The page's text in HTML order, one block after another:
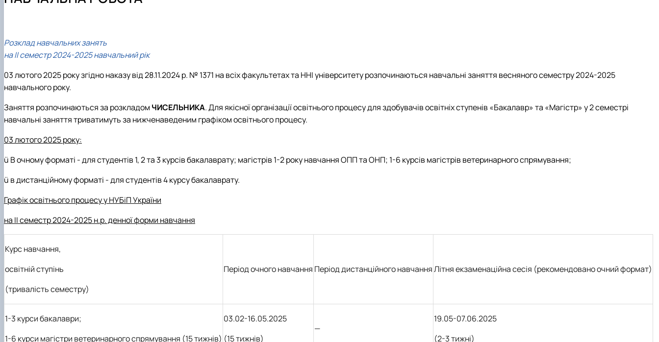
Навчально-наукова лабораторія «Музей грошей, банківської справи та страхування»
Офіційні документи
Положення про кафедру
Вимоги до оформлення магістерських робіт
Скринька довіри
Презентація
Розклад навчальних занять
на ІІ семестр 2024-2025 навчальний рік
03 лютого 2025 року згідно наказу від 28.11.2024 р. № 1371 на всіх факультетах та ННІ університету розпочинаються навчальні заняття весняного семестру 2024-2025
навчального року.
Заняття розпочинаються за розкладом ЧИСЕЛЬНИКА. Для якісної організації освітнього процесу для здобувачів освітніх ступенів «Бакалавр» та «Магістр» у 2 семестрі
навчальні заняття триватимуть за нижченаведеним графіком освітнього процесу.
03 лютого 2025 року:
ü В очному форматі - для студентів 1, 2 та 3 курсів бакалаврату; магістрів 1-2 року навчання ОПП та ОНП; 1-6 курсів магістрів ветеринарного спрямування;
ü в дистанційному форматі -для студентів 4 курсу бакалаврату.
Графік освітнього процесу у НУБіП України
на ІІ семестр 2024-2025 н.р. денної форми навчання
Курс навчання,
освітній ступінь
(тривалість семестру)
Період очного навчання Період дистанційного навчанняЛітня екзаменаційна сесія (рекомендовано очний формат)
1-3 курси бакалаври;
1-6 курси магістри ветеринарного спрямування (15 тижнів)
03.02-16.05.2025
(15 тижнів)
—
19.05-07.06.2025
(2-3 тижні)